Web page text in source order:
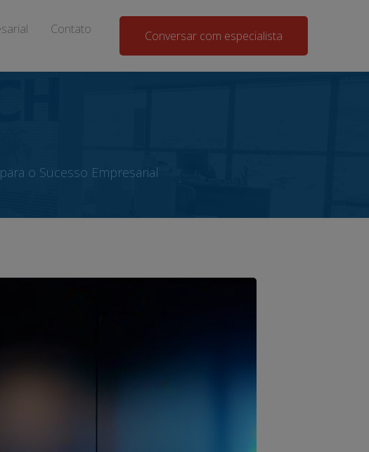
Contato Conversar com especialista
o Sucesso Empresarial